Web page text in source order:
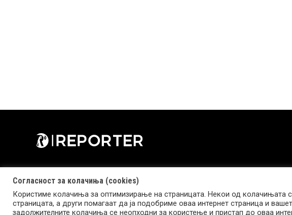
Copyright © 2026 Reporter.mk | Member of Clip Media Group
Согласност за колачиња (cookies)
Користиме колачиња за оптимизирање на страницата. Некои од колачињата
страницата, а други помагаат да ја подобриме оваа интернет страница и
задолжителните колачиња се неопходни за користење и пристап до оваа